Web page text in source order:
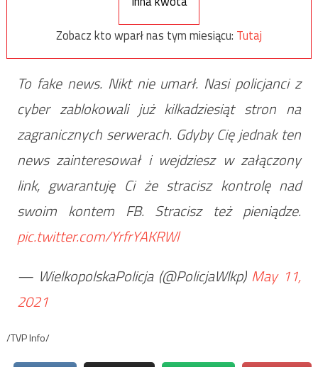
Zobacz kto wparł nas tym miesiącu: Tutaj
To fake news. Nikt nie umarł. Nasi policjanci z
cyber zablokowali już kilkadziesiąt stron na
zagranicznych serwerach. Gdyby Cię jednak ten
news zainteresował i wejdziesz w załączony
link, gwarantuję Ci że stracisz kontrolę nad
swoim kontem FB. Stracisz też pieniądze.
pic.twitter.com/YrfrYAKRWl
— WielkopolskaPolicja (@PolicjaWlkp) May 11,
2021
/TVP Info/